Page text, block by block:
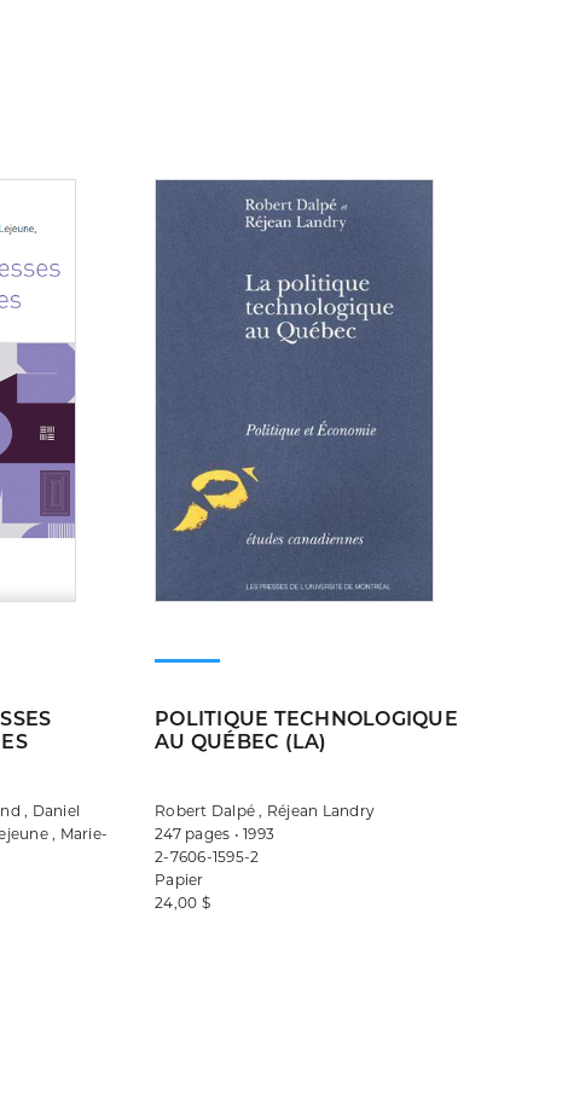
, Daniel
, Marie-
POLITIQUE TECHNOLOGIQUE
AU QUÉBEC (LA)
Robert Dalpé , Réjean Landry
247 pages • 1993
2-7606-1595-2
Papier
24,00 $